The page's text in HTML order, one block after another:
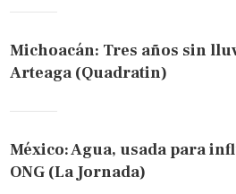
Michoacán: Tres años sin
Arteaga (Quadratin)
México: Agua, usada para
ONG (La Jornada)